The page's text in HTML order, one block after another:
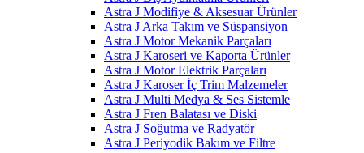
Astra J Modifiye & Aksesuar Ürünler
Astra J Arka Takım ve Süspansiyon
Astra J Motor Mekanik Parçaları
Astra J Karoseri ve Kaporta Ürünler
Astra J Motor Elektrik Parçaları
Astra J Karoser İç Trim Malzemeler
Astra J Multi Medya & Ses Sistemle
Astra J Fren Balatası ve Diski
Astra J Soğutma ve Radyatör
Astra J Periyodik Bakım ve Filtre